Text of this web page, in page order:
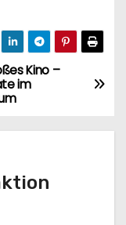
Kino –
im